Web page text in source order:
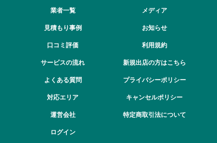
業者一覧
見積もり事例
口コミ評価
サービスの流れ
よくある質問
対応エリア
運営会社
ログイン
メディア
お知らせ
利用規約
新規出店の方はこちら
プライバシーポリシー
キャンセルポリシー
特定商取引法について